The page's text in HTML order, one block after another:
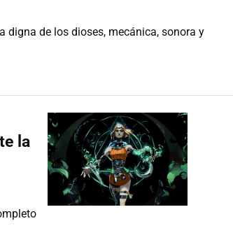
digna de los dioses, mecánica, sonora y
la